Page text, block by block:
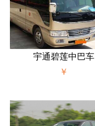
宇通碧莲中巴车
￥